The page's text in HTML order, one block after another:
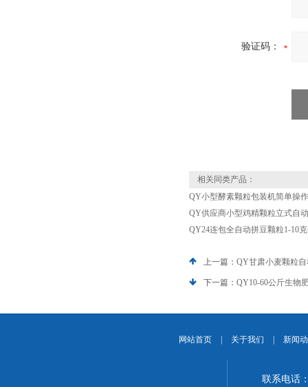
验证码：
相关同类产品：
QY小型酵素颗粒包装机简单操作
QY供应商小型鸡精颗粒立式自
QY24连包全自动拼豆颗粒1-10
上一篇： QY甘肃小麦颗粒
下一篇： QY10-60公斤生物
网站首页 关于我们 新闻
联系电话